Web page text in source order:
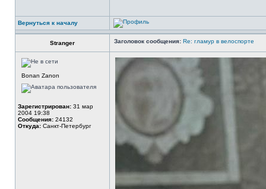
Вернуться к началу
Stranger Заголовок сообщения: Re: гламур в велоспорте
Bonan Zanon
Зарегистрирован: 31 мар
2004 19:38
Сообщения: 24132
Откуда: Санкт-Петербург